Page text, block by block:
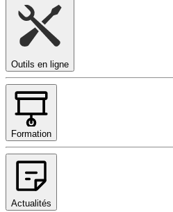
Outils en ligne
Formation
Actualités